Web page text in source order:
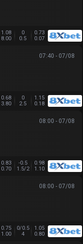
1.08 0
0.73
8.00
0.5 0.07
07:40 - 07/08
0.68 0
1.15
3.80
2.5 0.18
08:00 - 07/08
0.83 -0.5
0.98
0.70
1.5/2 1.10
08:00 - 07/08
0.75 0/0.5
1.05
1.00
4 0.80